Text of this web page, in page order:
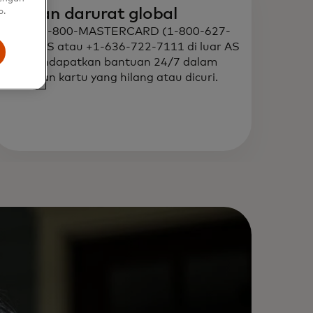
darurat global
1-800-MASTERCARD (1-800-627-
di AS atau +1-636-722-7111 di luar AS
mendapatkan bantuan 24/7 dalam
kartu yang hilang atau dicuri.